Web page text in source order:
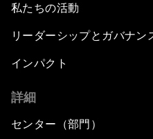
私たちの活動
リーダーシップとガバナン
インパクト
詳細
センター（部門）